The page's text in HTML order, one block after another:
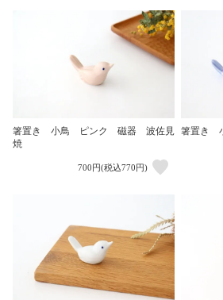
箸置き 小鳥 ピンク 磁器 波佐見
焼
700円(税込770円)
箸置き